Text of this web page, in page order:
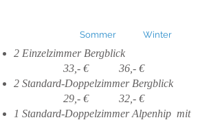
Sommer Winter
2 Einzelzimmer Bergblick
33,- € 36,- €
2 Standard-Doppelzimmer Bergblick
29,- € 32,- €
1 Standard-Doppelzimmer Alpenhip mit